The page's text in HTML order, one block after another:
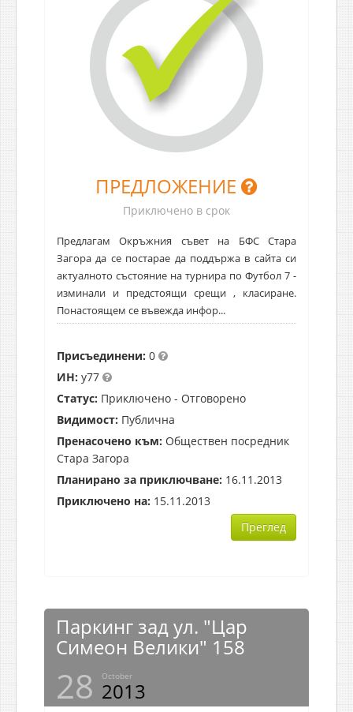
ПРЕДЛОЖЕНИЕ
Приключено в срок
Предлагам Окръжния съвет на БФС Стара
Загора да се постарае да поддържа в сайта си
актуалното състояние на турнира по Футбол 7 -
изминали и предстоящи срещи , класиране.
Понастоящем се въвежда инфор...
Присъединени: 0
ИН: y77
Статус: Приключено - Отговорено
Видимост: Публична
Пренасочено към: Обществен посредник
Стара Загора
Планирано за приключване: 16.11.2013
Приключено на: 15.11.2013
Преглед
Паркинг зад ул. "Цар
Симеон Велики" 158
28 October
2013